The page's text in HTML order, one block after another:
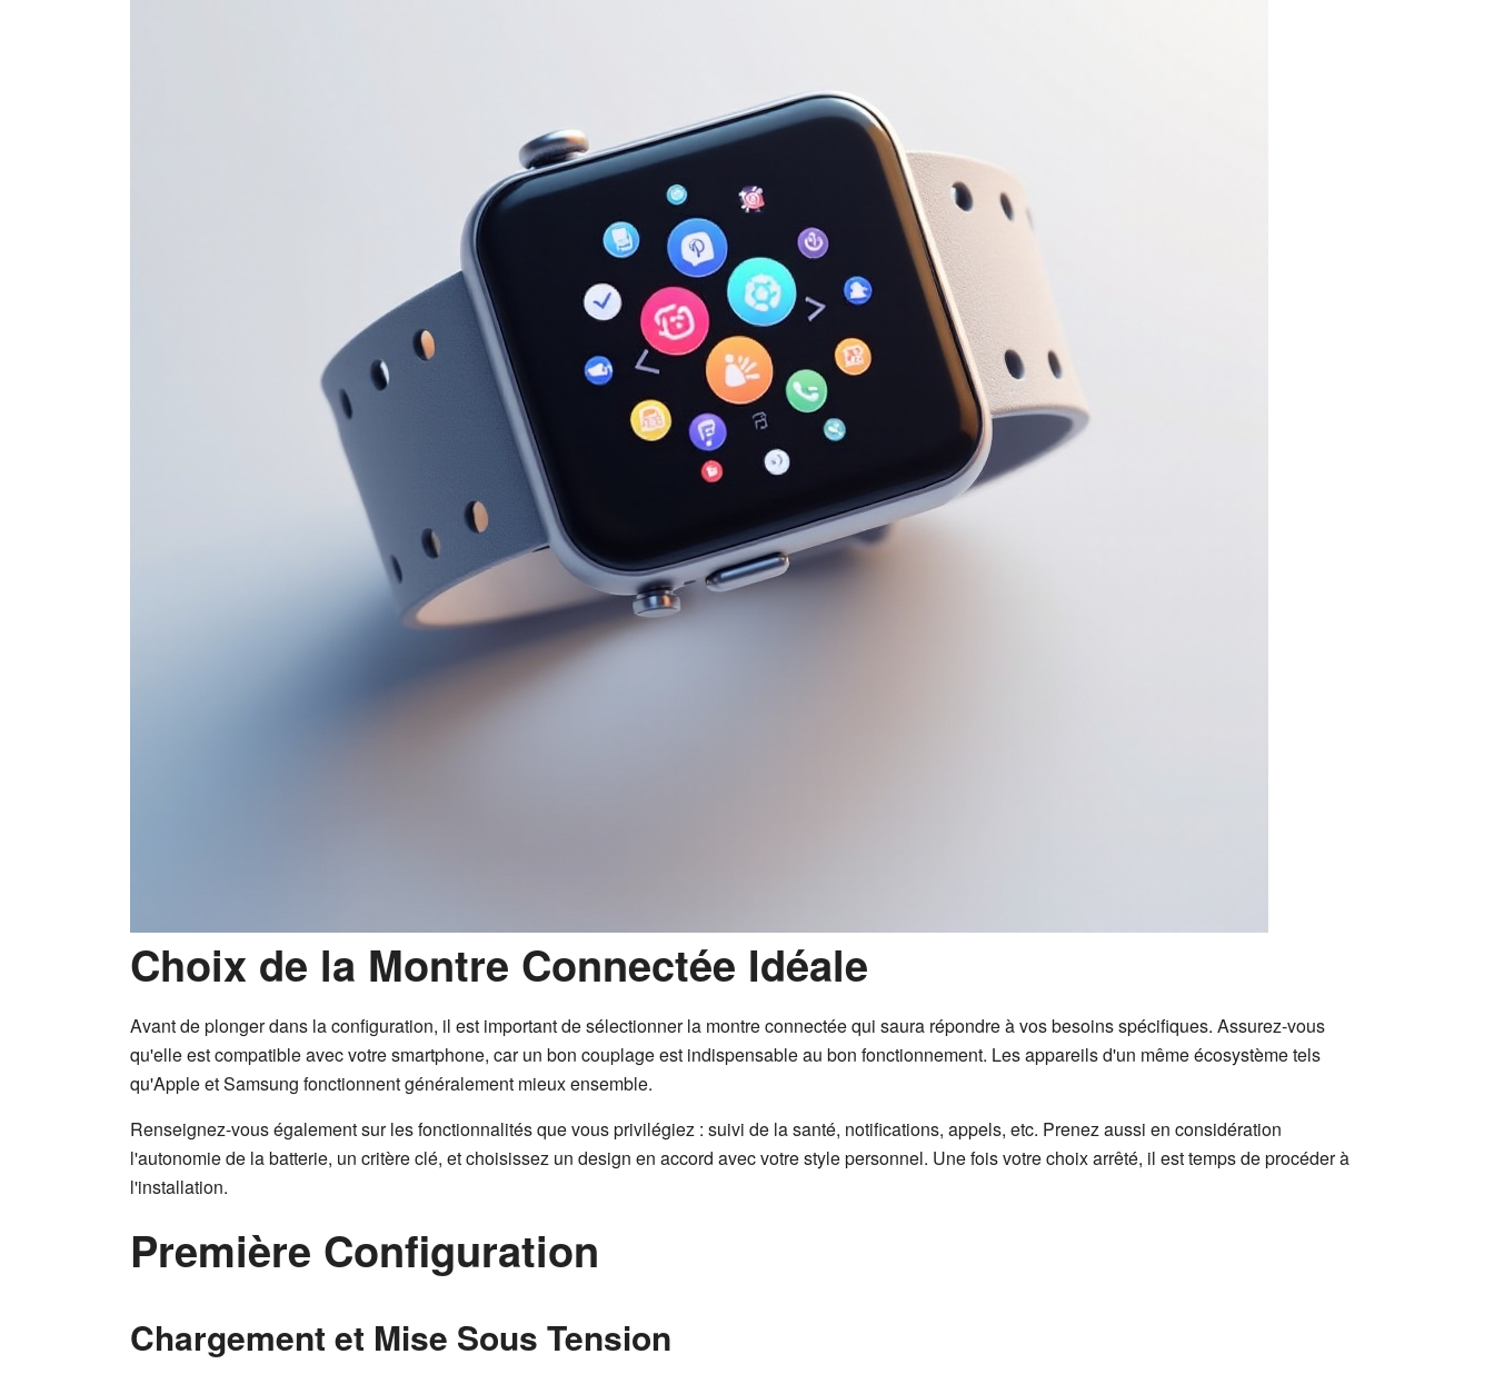
Choix de la Montre Connectée Idéale
Avant de plonger dans la configuration, il est important de sélectionner la montre connectée qui saura répondre à vos besoins spécifiques. Assurez-vous
qu'elle est compatible avec votre smartphone, car un bon couplage est indispensable au bon fonctionnement. Les appareils d'un même écosystème tels
qu'Apple et Samsung fonctionnent généralement mieux ensemble.
Renseignez-vous également sur les fonctionnalités que vous privilégiez : suivi de la santé, notifications, appels, etc. Prenez aussi en considération
l'autonomie de la batterie, un critère clé, et choisissez un design en accord avec votre style personnel. Une fois votre choix arrêté, il est temps de procéder à
l'installation.
Première Configuration
Chargement et Mise Sous Tension